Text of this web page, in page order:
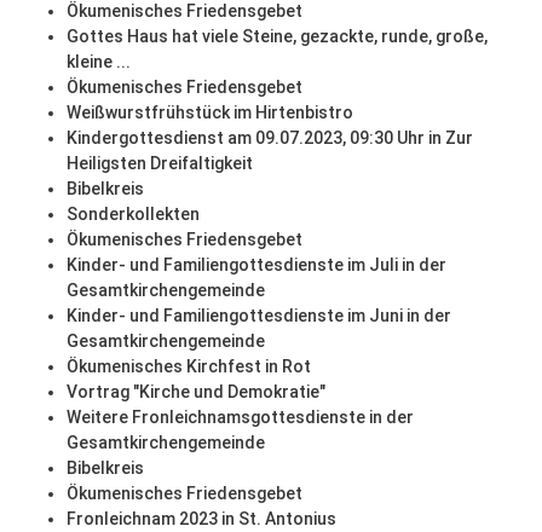
Ökumenisches Friedensgebet
Gottes Haus hat viele Steine, gezackte, runde, große,
kleine ...
Ökumenisches Friedensgebet
Weißwurstfrühstück im Hirtenbistro
Kindergottesdienst am 09.07.2023, 09:30 Uhr in Zur
Heiligsten Dreifaltigkeit
Bibelkreis
Sonderkollekten
Ökumenisches Friedensgebet
Kinder- und Familiengottesdienste im Juli in der
Gesamtkirchengemeinde
Kinder- und Familiengottesdienste im Juni in der
Gesamtkirchengemeinde
Ökumenisches Kirchfest in Rot
Vortrag "Kirche und Demokratie"
Weitere Fronleichnamsgottesdienste in der
Gesamtkirchengemeinde
Bibelkreis
Ökumenisches Friedensgebet
Fronleichnam 2023 in St. Antonius